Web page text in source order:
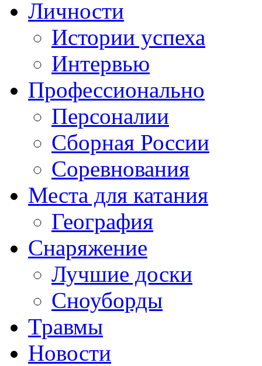
Личности
Истории успеха
Интервью
Профессионально
Персоналии
Сборная России
Соревнования
Места для катания
География
Снаряжение
Лучшие доски
Сноуборды
Травмы
Новости